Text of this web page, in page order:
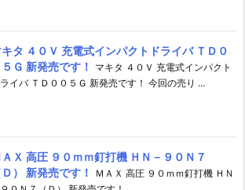
タ ４０Ｖ 充電式インパクトドライバ ＴＤ０
５Ｇ 新発売です！
マキタ ４０Ｖ 充電式インパクト
ライバ ＴＤ００５Ｇ 新発売です！ 今回の売り ...
ＡＸ 高圧 ９０ｍｍ釘打機 ＨＮ－９０Ｎ７
Ｄ） 新発売です！
ＭＡＸ 高圧 ９０ｍｍ釘打機 ＨＮ